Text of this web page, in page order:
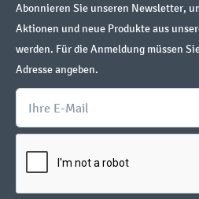
Abonnieren Sie unseren Newsletter,
Aktionen und neue Produkte aus
werden. Für die Anmeldung müssen
Adresse angeben.